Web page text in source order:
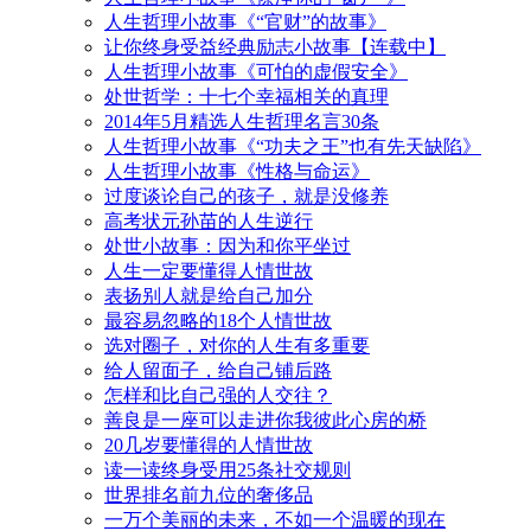
人生哲理小故事《“官财”的故事》
让你终身受益经典励志小故事【连载中】
人生哲理小故事《可怕的虚假安全》
处世哲学：十七个幸福相关的真理
2014年5月精选人生哲理名言30条
人生哲理小故事《“功夫之王”也有先天缺陷》
人生哲理小故事《性格与命运》
过度谈论自己的孩子，就是没修养
高考状元孙苗的人生逆行
处世小故事：因为和你平坐过
人生一定要懂得人情世故
表扬别人就是给自己加分
最容易忽略的18个人情世故
选对圈子，对你的人生有多重要
给人留面子，给自己铺后路
怎样和比自己强的人交往？
善良是一座可以走进你我彼此心房的桥
20几岁要懂得的人情世故
读一读终身受用25条社交规则
世界排名前九位的奢侈品
一万个美丽的未来，不如一个温暖的现在